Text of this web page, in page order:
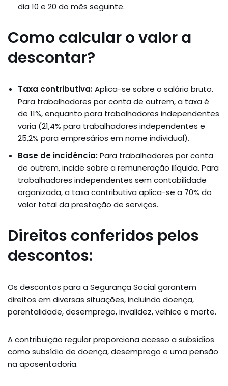
dia 10 e 20 do mês seguinte.
Como calcular o valor a
descontar?
Taxa contributiva:Aplica-se sobre o salário bruto.
Para trabalhadores por conta de outrem, a taxa é
de 11%, enquanto para trabalhadores independentes
varia (21,4% para trabalhadores independentes e
25,2% para empresários em nome individual).
Base de incidência:Para trabalhadores por conta
de outrem, incide sobre a remuneração ilíquida. Para
trabalhadores independentes sem contabilidade
organizada, a taxa contributiva aplica-se a 70% do
valor total da prestação de serviços.
Direitos conferidos pelos
descontos:
Os descontos para a Segurança Social garantem
direitos em diversas situações, incluindo doença,
parentalidade, desemprego, invalidez, velhice e morte.
A contribuição regular proporciona acesso a subsídios
como subsídio de doença, desemprego e uma pensão
na aposentadoria.